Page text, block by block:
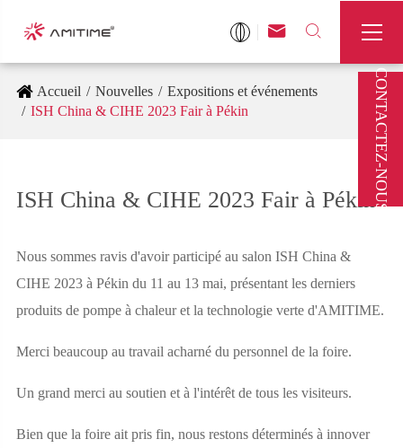
 

Accueil Nouvelles
Expositions et événements
ISH China & CIHE 2023 Fair à Pékin
ISH China & CIHE 2023 Fair à Pékin
Nous sommes ravis d'avoir participé au salon ISH China &
CIHE 2023 à Pékin du 11 au 13 mai, présentant les derniers
produits de pompe à chaleur et la technologie verte d'AMITIME.
Merci beaucoup au travail acharné du personnel de la foire.
Un grand merci au soutien et à l'intérêt de tous les visiteurs.
Bien que la foire ait pris fin, nous restons déterminés à innover
CONTACTEZ-NOUS